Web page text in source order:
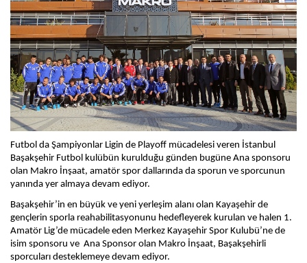
Futbol da Şampiyonlar Ligin de Playoff mücadelesi veren İstanbul
Başakşehir Futbol kulübün kurulduğu günden bugüne Ana sponsoru
olan Makro İnşaat, amatör spor dallarında da sporun ve sporcunun
yanında yer almaya devam ediyor.
Başakşehir’in en büyük ve yeni yerleşim alanı olan Kayaşehir de
gençlerin sporla reahabilitasyonunu hedefleyerek kurulan ve halen 1.
Amatör Lig’de mücadele eden Merkez Kayaşehir Spor Kulubü’ne de
isim sponsoru ve  Ana Sponsor olan Makro İnşaat, Başakşehirli
sporcuları desteklemeye devam ediyor.